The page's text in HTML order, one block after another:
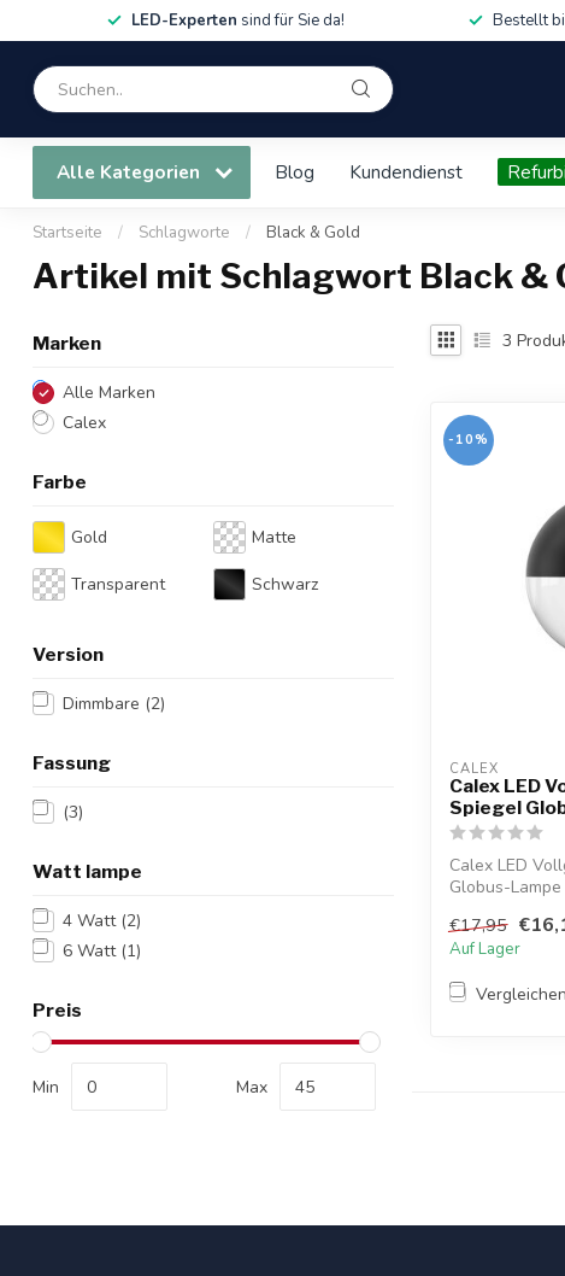
LED-Experten sind für Sie da! Bestellt
Alle Kategorien Blog Kundendienst
Startseite / Schlagworte / Black & Gold
Artikel mit Schlagwort Black &
Marken
Alle Marken
Calex
Farbe
Gold Matte
Transparent Schwarz
Version
Dimmbare (2)
Fassung
(3)
Watt lampe
4 Watt (2)
6 Watt (1)
Preis
Min Max
3
-10%
CALEX
Calex LED
Spiegel
Calex LED
Globus-
€17,95
Auf Lager
Vergleichen